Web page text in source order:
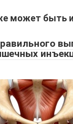
может быть